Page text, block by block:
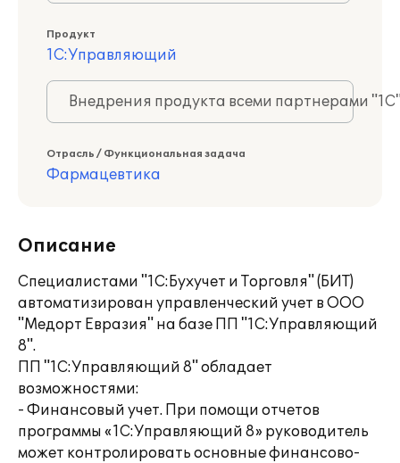
Продукт
1С:Управляющий
Внедрения продукта всеми партнерами
Отрасль / Функциональная задача
Фармацевтика
Описание
Специалистами "1С:Бухучет и Торговля" (БИТ)
автоматизирован управленческий учет в ООО
"Медорт Евразия" на базе ПП "1C:Управляющий
8".
ПП "1C:Управляющий 8" обладает
возможностями:
- Финансовый учет. При помощи отчетов
программы «1С:Управляющий 8» руководитель
может контролировать основные финансово-